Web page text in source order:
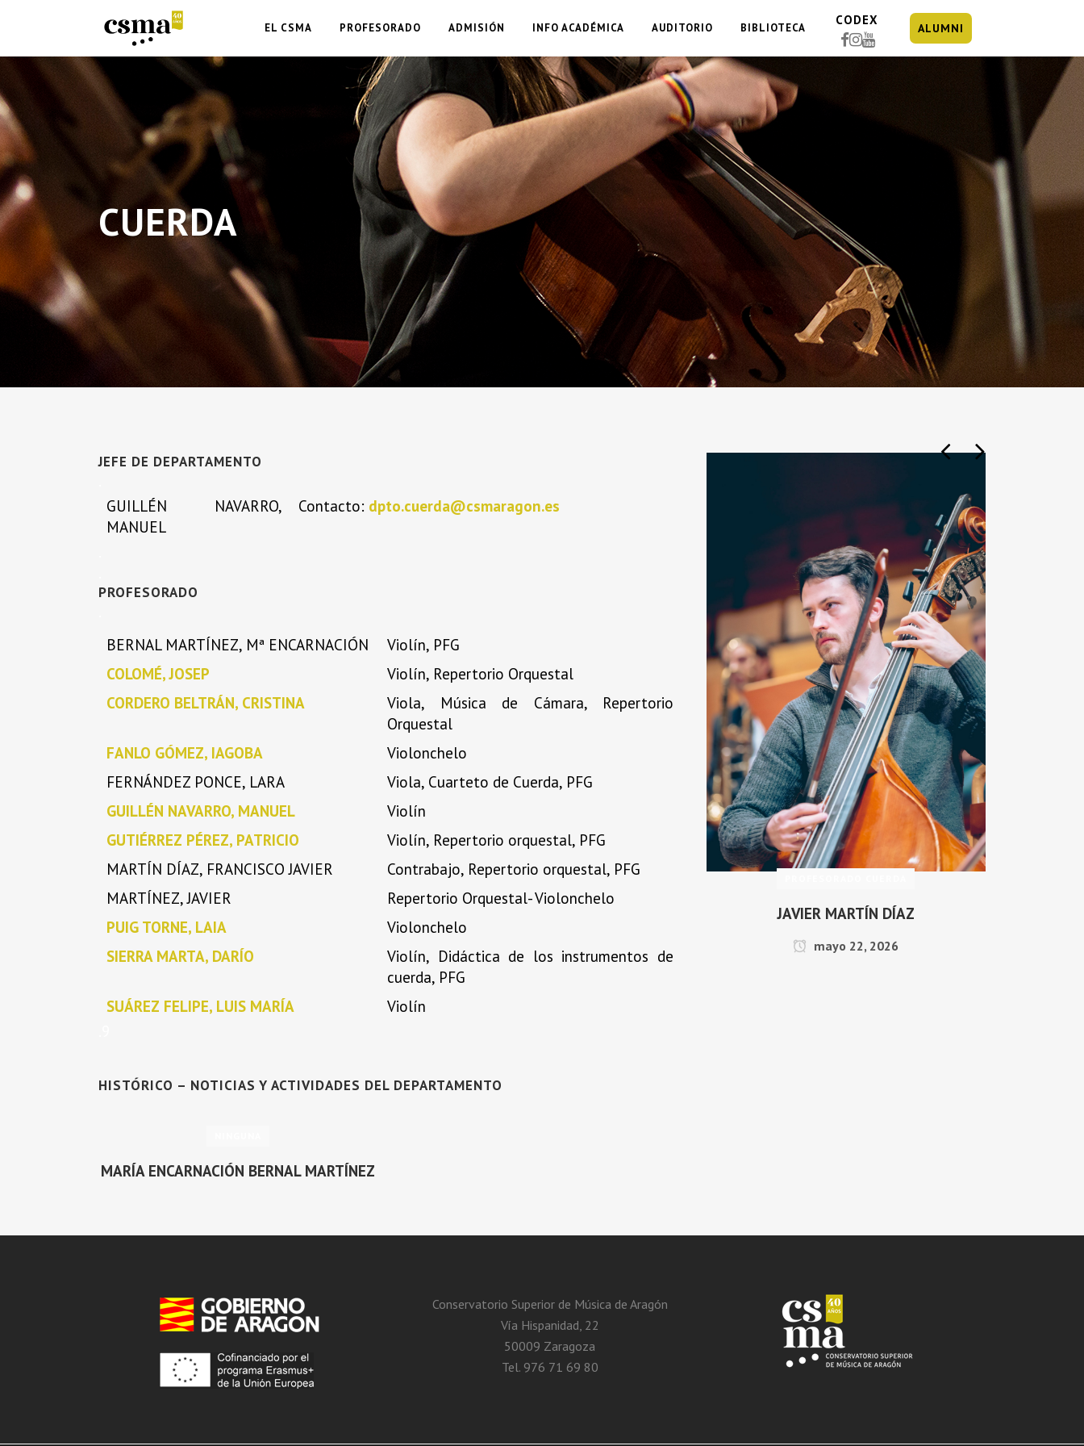
EL CSMA PROFESORADO ADMISIÓN INFO ACADÉMICA AUDITORIO BIBLIOTECA
CODEX
ALUMNI
CUERDA
JEFE DE DEPARTAMENTO
GUILLÉN NAVARRO,
MANUEL
Contacto: dpto.cuerda@csmaragon.es
PROFESORADO
BERNAL MARTÍNEZ, Mª ENCARNACIÓN
Violín, PFG
COLOMÉ, JOSEP
Violín, Repertorio Orquestal
CORDERO BELTRÁN, CRISTINA
Viola, Música de Cámara, Repertorio
Orquestal
FANLO GÓMEZ, IAGOBA
Violonchelo
FERNÁNDEZ PONCE, LARA
Viola, Cuarteto de Cuerda, PFG
GUILLÉN NAVARRO, MANUEL
Violín
GUTIÉRREZ PÉREZ, PATRICIO
Violín, Repertorio orquestal, PFG
MARTÍN DÍAZ, FRANCISCO JAVIER
Contrabajo, Repertorio orquestal, PFG
MARTÍNEZ, JAVIER
Repertorio Orquestal- Violonchelo
PUIG TORNE, LAIA
Violonchelo
SIERRA MARTA, DARÍO
Violín, Didáctica de los instrumentos de
cuerda, PFG
SUÁREZ FELIPE, LUIS MARÍA
Violín
SALVADOR BOLÓN
PROFESORADO CUERDA
LARA FERNÁNDEZ PONCE
mayo 22, 2026
HISTÓRICO – NOTICIAS Y ACTIVIDADES DEL DEPARTAMENTO
MARÍA ENCARNACIÓN BERNAL MARTÍNEZ
Conservatorio Superior de Música de Aragón
Vía Hispanidad, 22
50009 Zaragoza
Tel. 976 71 69 80